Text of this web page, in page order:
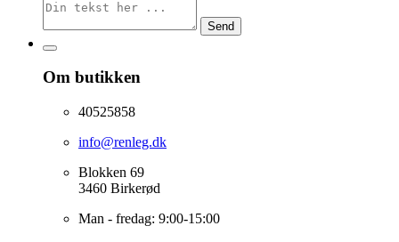
Send
Om butikken
40525858
info@renleg.dk
Blokken 69
3460 Birkerød
Man - fredag: 9:00-15:00